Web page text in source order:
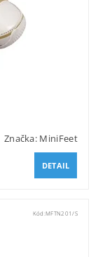
Značka: MiniFeet
DETAIL
Kód:MFTN201/S